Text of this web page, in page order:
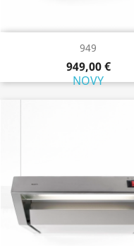
949
949,00 €
NOVY